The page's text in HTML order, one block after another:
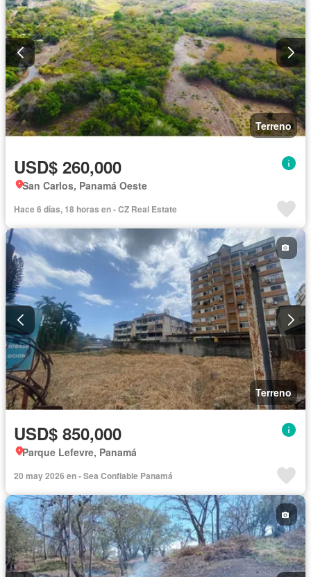
Terreno
USD$ 260,000
San Carlos, Panamá Oeste
Hace 6 días, 18 horas en - CZ Real Estate
Terreno
USD$ 850,000
Parque Lefevre, Panamá
20 may 2026 en - Sea Confiable Panamá